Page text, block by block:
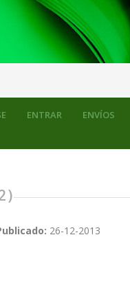
ENTRAR ENVÍOS
26-12-2013